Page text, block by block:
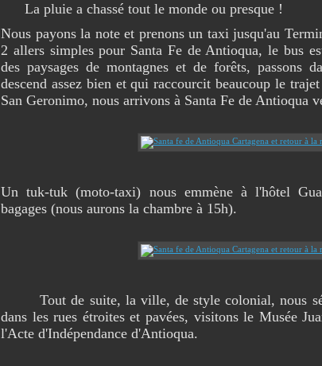
La pluie a chassé tout le monde ou presque !
Nous payons la note et prenons un taxi jusqu'au
2 allers simples pour Santa Fe de Antioqua, le bus
des paysages de montagnes et de forêts, passons
descend assez bien et qui raccourcit beaucoup le
San Geronimo, nous arrivons à Santa Fe de Antioqua
Un tuk-tuk (moto-taxi) nous emmène à l'hôtel
bagages (nous aurons la chambre à 15h).
Tout de suite, la ville, de style colonial, nous
dans les rues étroites et pavées, visitons le Musée
l'Acte d'Indépendance d'Antioqua.